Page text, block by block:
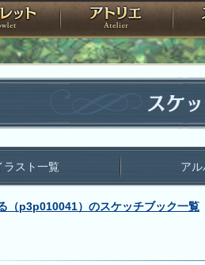
ローレット アト
スケ
ラスト一覧 ア
（p3p010041）のスケッチブック一覧